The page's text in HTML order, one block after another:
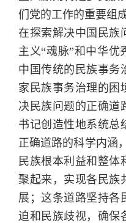
们党的工作的重要组
在探索解决中国民族
主义“魂脉”和中华优
中国传统的民族事务
家民族事务治理的困
决民族问题的正确道
书记创造性地系统总
正确道路的科学内涵
民族根本利益和整体
聚起来，实现各民族
展；这条道路坚持各
迫和民族歧视，确保